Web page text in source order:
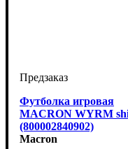
Футболка игровая
MACRON WYRM
(800002840902)
Macron